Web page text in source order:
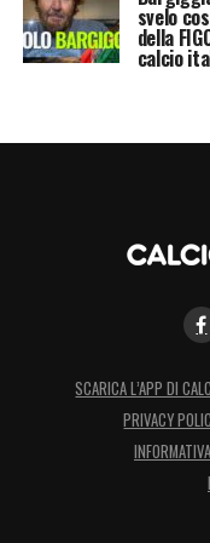
campionato la
percentuali di
svelo
della
calcio
SCARICA L’APP DI
PRIVACY